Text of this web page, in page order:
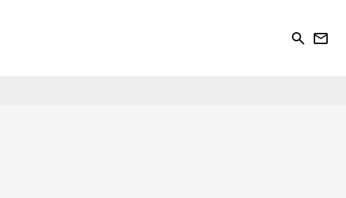
search newsletter